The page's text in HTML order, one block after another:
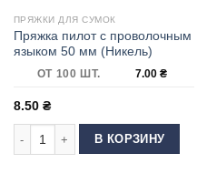
ПРЯЖКИ ДЛЯ СУМОК
Пряжка пилот с проволочным
языком 50 мм (Никель)
ОТ 100 ШТ. 7.00 ₴
8.50 ₴
Количество товара Пряжка
В КОРЗИНУ